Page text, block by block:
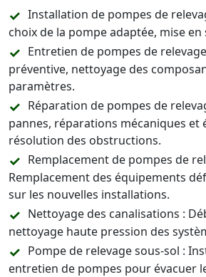
Installation de pompes de
choix de la pompe adaptée, mise en
Entretien de pompes de
préventive, nettoyage des
paramètres.
Réparation de pompes de
pannes, réparations mécaniques et
résolution des obstructions.
Remplacement de pompes de
Remplacement des équipements
sur les nouvelles installations.
Nettoyage des canalisations :
nettoyage haute pression des
Pompe de relevage sous-sol :
entretien de pompes pour évacuer